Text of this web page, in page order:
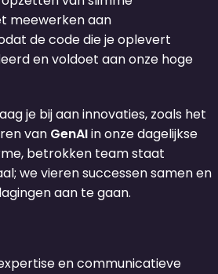
meewerken aan
de code die je oplevert
en voldoet aan onze hoge
je bij aan innovaties, zoals het
van GenAIin onze dagelijkse
betrokken team staat
we vieren successen samen en
aan te gaan.
en communicatieve